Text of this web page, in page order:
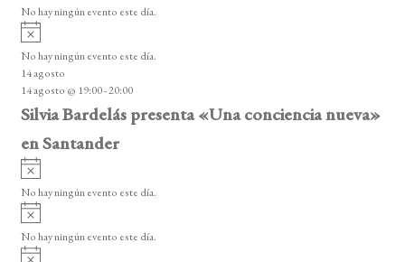
o
i
o
No hay ningún evento este día.
A
v
i
s
o
No hay ningún evento este día.
14 agosto
14 agosto @ 19:00-20:00
Silvia Bardelás presenta «Una conciencia nueva»
en Santander
A
v
i
o
No hay ningún evento este día.
A
v
i
No hay ningún evento este día.
A